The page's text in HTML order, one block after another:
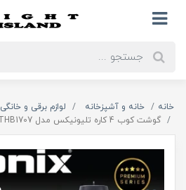
خانه خانه و آشپزخانه لوازم برقی و خانگی
گوشت کوب 4 کاره تلیونیکس مدل THB1707